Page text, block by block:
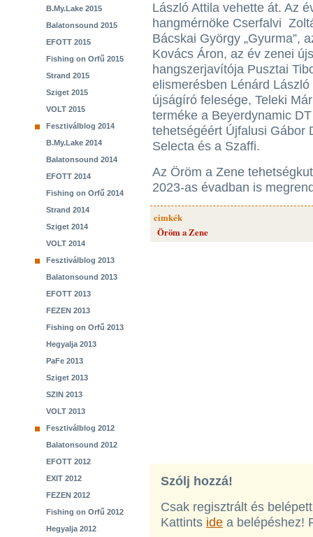
B.My.Lake 2015
Balatonsound 2015
EFOTT 2015
Fishing on Orfű 2015
Strand 2015
Sziget 2015
VOLT 2015
Fesztiválblog 2014
B.My.Lake 2014
Balatonsound 2014
EFOTT 2014
Fishing on Orfű 2014
Strand 2014
Sziget 2014
VOLT 2014
Fesztiválblog 2013
Balatonsound 2013
EFOTT 2013
FEZEN 2013
Fishing on Orfű 2013
Hegyalja 2013
PaFe 2013
Sziget 2013
SZIN 2013
VOLT 2013
Fesztiválblog 2012
Balatonsound 2012
EFOTT 2012
EXIT 2012
FEZEN 2012
Fishing on Orfű 2012
Hegyalja 2012
László Attila vehette át. Az
hangmérnöke Cserfalvi
Bácskai György „Gyurma”,
Kovács Áron, az év zenei
hangszerjavítója Pusztai
elismerésben Lénárd
újságíró felesége, Teleki
terméke a Beyerdynamic
tehetségéért Újfalusi Gábor
Selecta és a Szaffi.
Az Öröm a Zene
2023-as évadban is
cimkék
Öröm a Zene
Szólj hozzá!
Csak regisztrált és
Kattints ide a belépéshez!